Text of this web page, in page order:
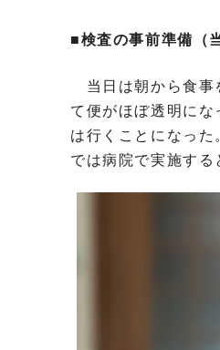
■検査の事前準備（
当日は朝から食事
て便がほぼ透明に
は行くことになっ
では病院で実施する